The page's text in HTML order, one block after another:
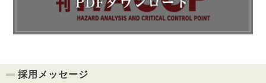
採用メッセージ